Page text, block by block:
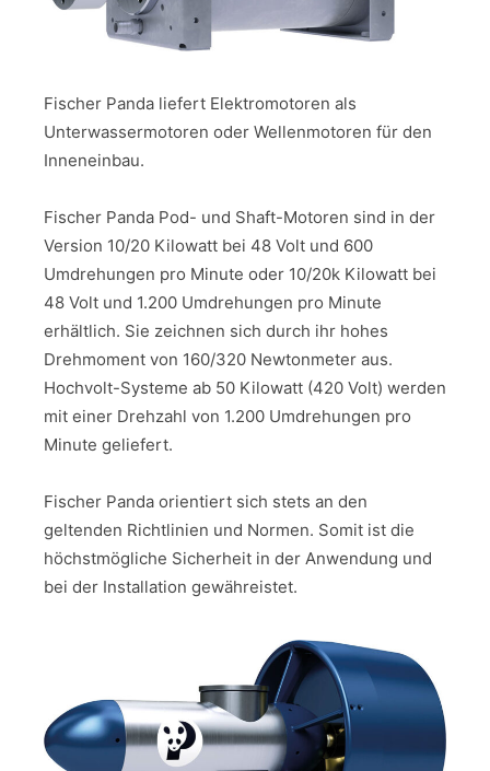
Fischer Panda liefert Elektromotoren als
Unterwassermotoren oder Wellenmotoren für den
Inneneinbau.
Fischer Panda Pod- und Shaft-Motoren sind in der
Version 10/20 Kilowatt bei 48 Volt und 600
Umdrehungen pro Minute oder 10/20k Kilowatt bei
48 Volt und 1.200 Umdrehungen pro Minute
erhältlich. Sie zeichnen sich durch ihr hohes
Drehmoment von 160/320 Newtonmeter aus.
Hochvolt-Systeme ab 50 Kilowatt (420 Volt) werden
mit einer Drehzahl von 1.200 Umdrehungen pro
Minute geliefert.
Fischer Panda orientiert sich stets an den
geltenden Richtlinien und Normen. Somit ist die
höchstmögliche Sicherheit in der Anwendung und
bei der Installation gewähreistet.